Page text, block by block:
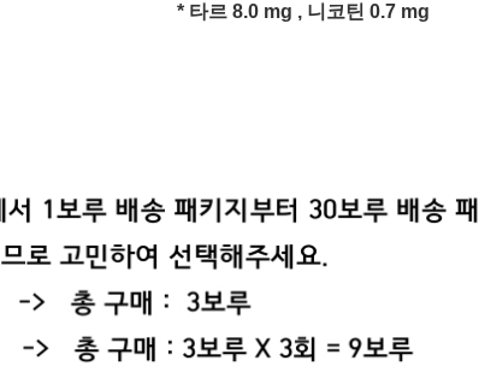
* 타르 8.0 mg , 니코틴 0.7 mg